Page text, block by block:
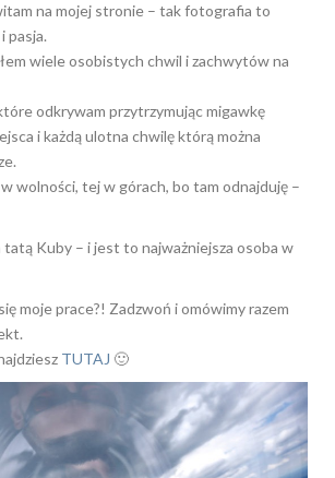
na mojej stronie – tak fotografia to
pasja.
wiele osobistych chwil i zachwytów na
odkrywam przytrzymując migawkę
i każdą ulotna chwilę którą można
wolności, tej w górach, bo tam odnajduję –
tatą Kuby – i jest to najważniejsza osoba w
moje prace?! Zadzwoń i omówimy razem
TUTAJ 🙂